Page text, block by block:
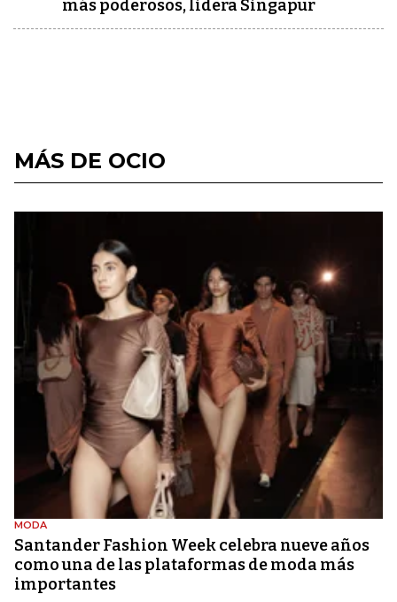
más poderosos, lidera Singapur
MÁS DE OCIO
MODA
Santander Fashion Week celebra nueve años
como una de las plataformas de moda más
importantes